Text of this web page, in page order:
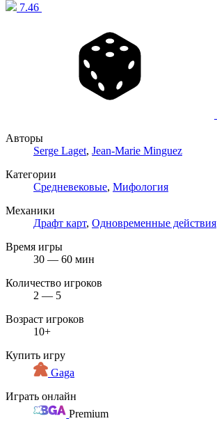
7.46
Авторы
Serge Laget, Jean-Marie Minguez
Категории
Средневековые, Мифология
Механики
Драфт карт, Одновременные действия
Время игры
30 — 60 мин
Количество игроков
2 — 5
Возраст игроков
10+
Купить игру
Gaga
Играть онлайн
Premium